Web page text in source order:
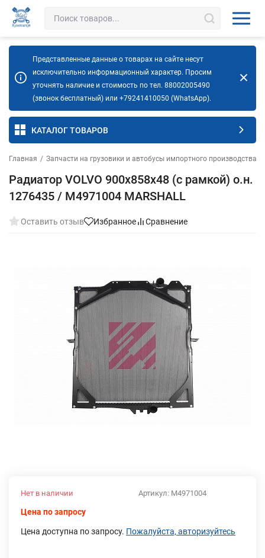
Представленные данные о товарах на сайте несут
исключительно информационный характер. Просим
уточнять наличие и стоимость по тел. 88002005490
(звонок бесплатный) или +79241410050 (WhatsApp).
КАТАЛОГ ТОВАРОВ
Главная / Запчасти на грузовики и автобусы импортного производства
Радиатор VOLVO 900х858х48 (с рамкой) о.н.
1276435 / М4971004 MARSHALL
Оставить отзыв Избранное Сравнение
Артикул: M4971004
Нет в наличии
Цена по запросу
Цена доступна по запросу. Пожалуйста, авторизуйтесь